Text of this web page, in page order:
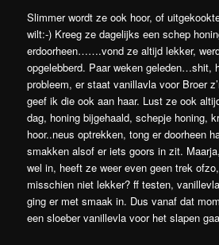
Slimmer wordt ze ook hoor, of
wilt:-) Kreeg ze dagelijks een schep
erdoorheen…….vond ze altijd lekker,
opgelebberd. Paar weken geleden…shit,
probleem, er staat vanillavla voor Broer
geef ik die ook aan haar. Lust ze ook
dag, honing bijgehaald, schepje honing,
hoor..neus optrekken, tong er doorheen
smakken alsof er iets goors in zit.
wel in, heeft ze weer even geen trek
misschien niet lekker? ff testen,
ging er met smaak in. Dus vanaf dat
een sloeber vanillevla voor het slapen